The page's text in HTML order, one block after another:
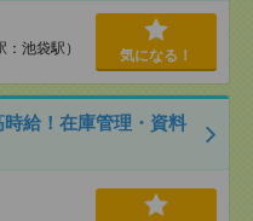
池袋駅） 気になる！
給！在庫管理・資料